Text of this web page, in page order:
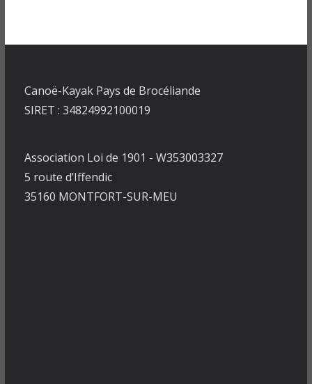
Canoë-Kayak Pays de Brocéliande
SIRET : 34824992100019
Association Loi de 1901 - W353003327
5 route d’Iffendic
35160 MONTFORT-SUR-MEU